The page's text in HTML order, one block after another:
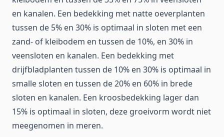
en kanalen. Een bedekking met natte oeverplanten
tussen de 5% en 30% is optimaal in sloten met een
zand- of kleibodem en tussen de 10%, en 30% in
veensloten en kanalen. Een bedekking met
drijfbladplanten tussen de 10% en 30% is optimaal in
smalle sloten en tussen de 20% en 60% in brede
sloten en kanalen. Een kroosbedekking lager dan
15% is optimaal in sloten, deze groeivorm wordt niet
meegenomen in meren.